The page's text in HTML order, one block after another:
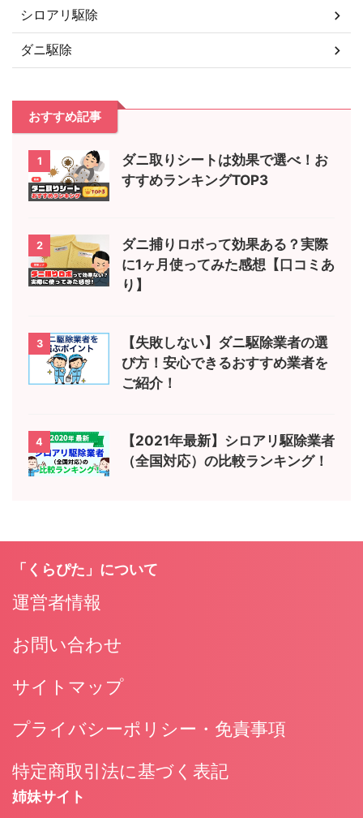
シロアリ駆除
ダニ駆除
おすすめ記事
1
ダニ取りシートは効果で選べ！お
すすめランキングTOP3
2
ダニ捕りロボって効果ある？実際
に1ヶ月使ってみた感想【口コミあ
り】
3
【失敗しない】ダニ駆除業者の選
び方！安心できるおすすめ業者を
ご紹介！
4
【2021年最新】シロアリ駆除業者
（全国対応）の比較ランキング！
「くらぴた」について
運営者情報
お問い合わせ
サイトマップ
プライバシーポリシー・免責事項
特定商取引法に基づく表記
姉妹サイト